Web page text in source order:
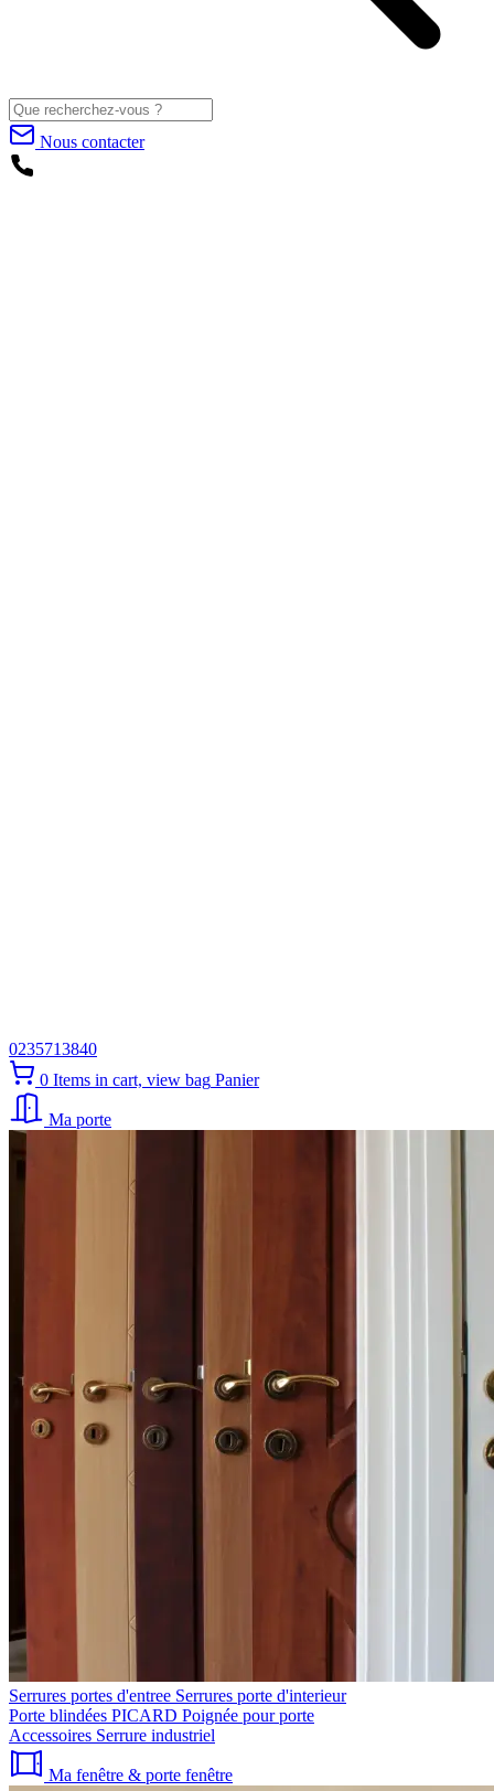
Nous contacter
0235713840
0 Items in cart, view bag Panier
Ma porte
Serrures portes d'entree Serrures porte d'interieur
Porte blindées PICARD Poignée pour porte
Accessoires Serrure industriel
Ma fenêtre & porte fenêtre